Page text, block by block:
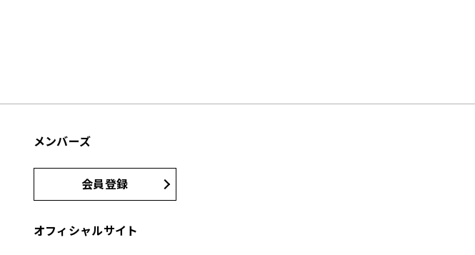
メンバーズ
会員登録
オフィシャルサイト